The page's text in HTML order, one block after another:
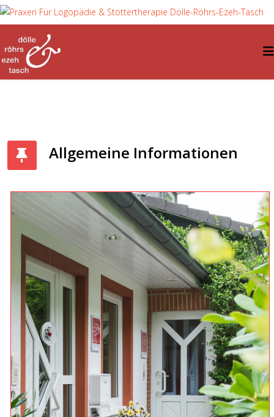
Allgemeine Informationen